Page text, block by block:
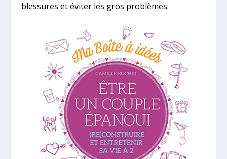
blessures et éviter les gros problèmes.